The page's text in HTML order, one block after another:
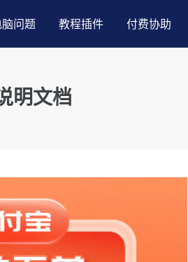
脑问题 教程插件 付费协助
明文档